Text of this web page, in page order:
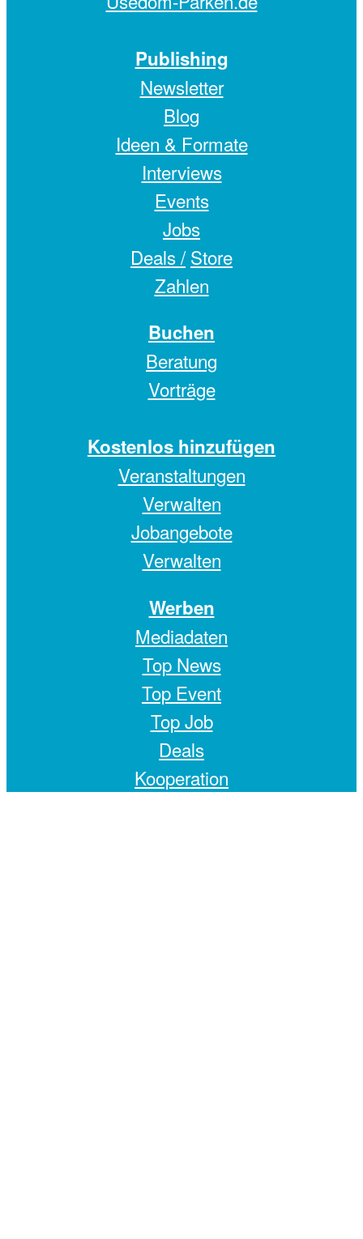
Publishing
Newsletter
Blog
Ideen & Formate
Interviews
Events
Jobs
Deals / Store
Zahlen
Buchen
Beratung
Vorträge
Kostenlos hinzufügen
Veranstaltungen
Verwalten
Jobangebote
Verwalten
Werben
Mediadaten
Top News
Top Event
Top Job
Deals
Kooperation